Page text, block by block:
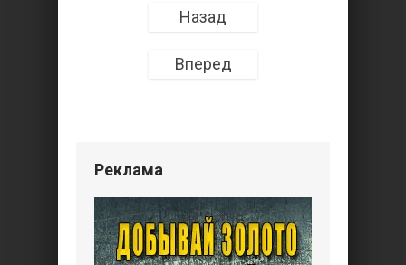
Назад
Вперед
Реклама